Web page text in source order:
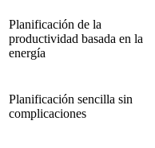
Planificación de la
productividad basada en la
energía
Planificación sencilla sin
complicaciones